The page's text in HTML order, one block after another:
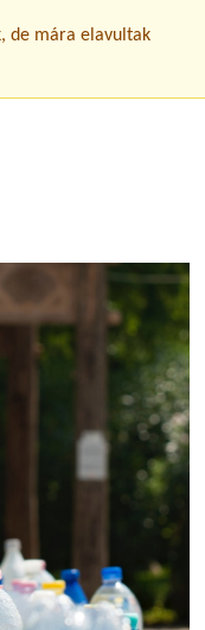
de mára elavultak